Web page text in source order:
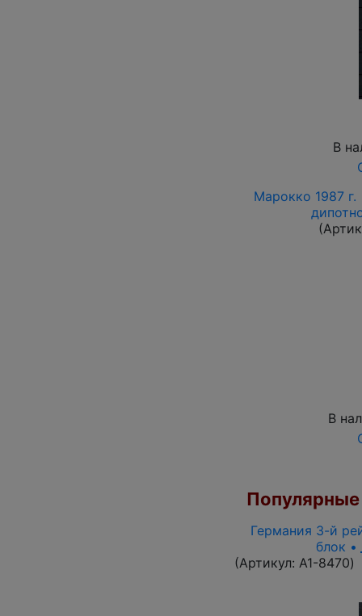
В
Марокко 1987
В
Германия 3-й
блок •
(Артикул: A1-8470)